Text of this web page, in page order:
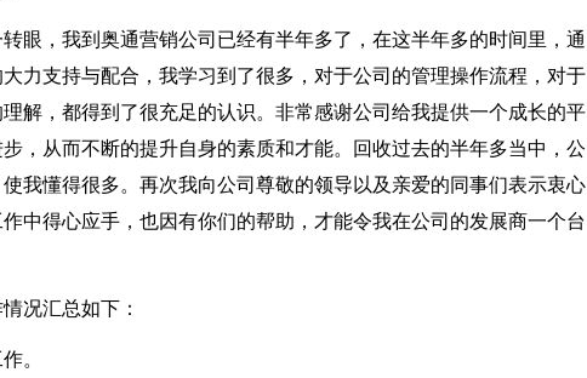
眼，我到奥通营销公司已经有半年多了，在这半年多的时间里，通
力支持与配合，我学习到了很多，对于公司的管理操作流程，对于
解，都得到了很充足的认识。非常感谢公司给我提供一个成长的平
，从而不断的提升自身的素质和才能。回收过去的半年多当中，公
我懂得很多。再次我向公司尊敬的领导以及亲爱的同事们表示衷心
中得心应手，也因有你们的帮助，才能令我在公司的发展商一个台
况汇总如下：
。